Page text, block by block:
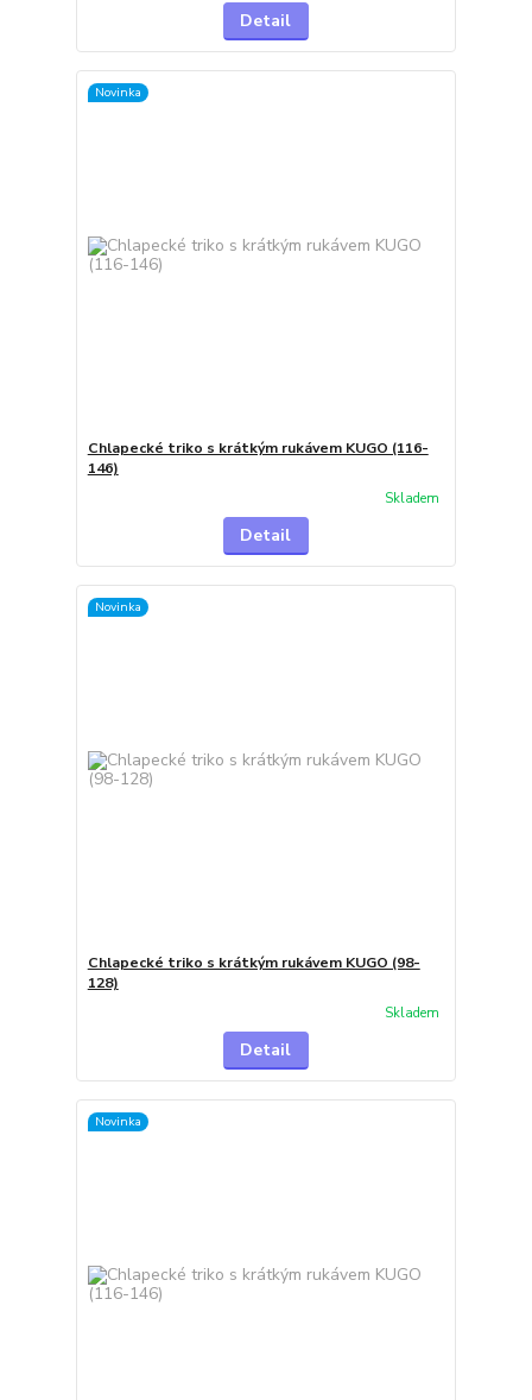
Detail
Novinka
Chlapecké triko s krátkým rukávem KUGO (116-
146)
Skladem
Detail
Novinka
Chlapecké triko s krátkým rukávem KUGO (98-
128)
Skladem
Detail
Novinka